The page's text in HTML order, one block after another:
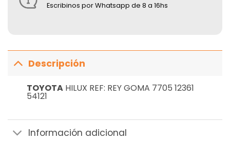
Escribinos por Whatsapp de 8 a 16hs
Descripción
TOYOTAHILUX REF: REY GOMA 7705 12361
54121
Información adicional